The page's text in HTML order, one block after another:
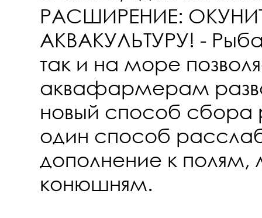
РАСШИРЕНИЕ:
АКВАКУЛЬТУРУ! -
так и на море
аквафармерам
новый способ
один способ
дополнение к полям,
конюшням.